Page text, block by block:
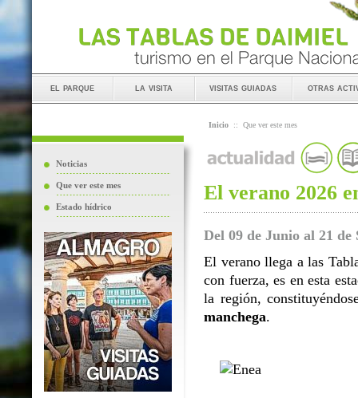
el parque la visita visitas guiadas otras
Noticias
Que ver este mes
Estado hídrico
Inicio :: Que ver este mes
El verano 2026
Del 09 de Junio al 21 de
El verano llega a las
con fuerza, es en esta
la región,
manchega.